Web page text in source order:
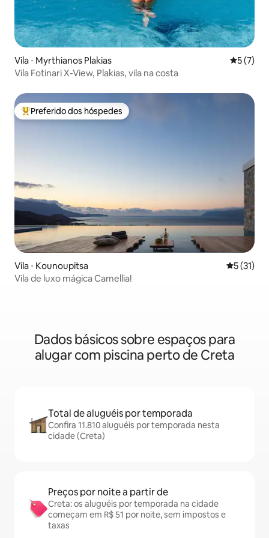
Vila ⋅ Myrthianos Plakias 5 de
5 (7)
Vila Fotinari X-View, Plakias, vila na costa
Entre os melhores preferidos dos hóspedes
Preferido dos hóspedes
Vila ⋅ Kounoupitsa 5 de uma
5 (31)
Vila de luxo mágica Camellia!
Dados básicos sobre espaços para
alugar com piscina perto de Creta
Total de aluguéis por temporada
Confira 11.810 aluguéis por temporada nesta
cidade (Creta)
Preços por noite a partir de
Creta: os aluguéis por temporada na cidade
começam em R$ 51 por noite, sem impostos e
taxas